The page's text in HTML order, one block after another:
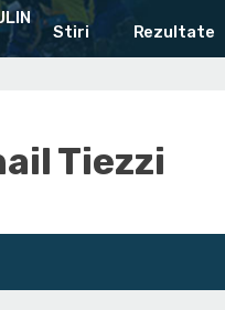
Stiri Rezultate
Tiezzi